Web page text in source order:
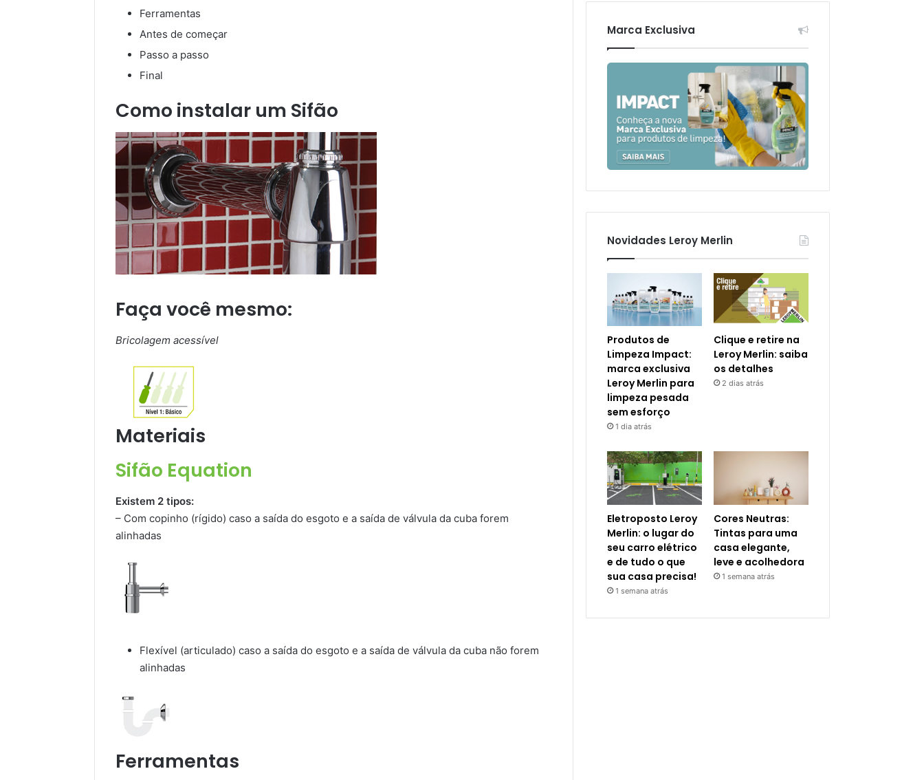
Ferramentas
Antes de começar
Passo a passo
Final
Como instalar um Sifão
Faça você mesmo:
Bricolagem acessível
Materiais
Sifão Equation
Existem 2 tipos:
– Com copinho (rígido) caso a saída do esgoto e a saída de válvula da cuba forem
alinhadas
Flexível (articulado) caso a saída do esgoto e a saída de válvula da cuba não forem
alinhadas
Ferramentas
Marca Exclusiva
Novidades Leroy Merlin
Produtos de
Limpeza Impact:
marca exclusiva
Leroy Merlin para
limpeza pesada
sem esforço
1 dia atrás
Clique e retire na
Leroy Merlin: saiba
os detalhes
2 dias atrás
Eletroposto Leroy
Merlin: o lugar do
seu carro elétrico
e de tudo o que
sua casa precisa!
1 semana atrás
Cores Neutras:
Tintas para uma
casa elegante,
leve e acolhedora
1 semana atrás